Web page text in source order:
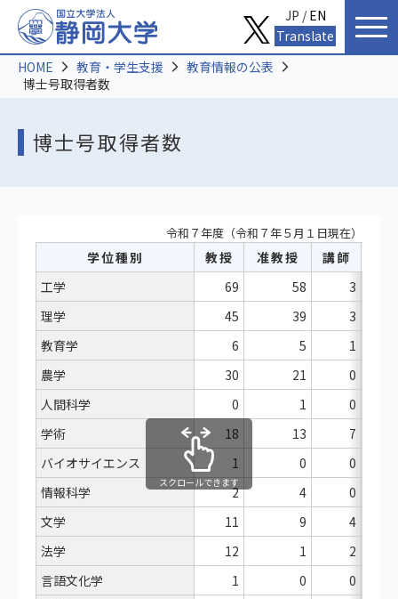
博士号取得者数
HOME 教育・学生支援
教育情報の公表
博士号取得者数
令和７年度（令和７年５月１日現在）
学位種別 教授 准教授 講師
工学
69 58 3
理学
45 39
3
教育学
6 5
1
農学
30 21
0
人間科学
0 1
0
学術
18 13
7
バイオサイエンス
1 0
0
情報科学
2 4
0
文学
11 9
4
法学
12 1
2
言語文化学
1 0
0
スクロールできます
JP /EN
Translate